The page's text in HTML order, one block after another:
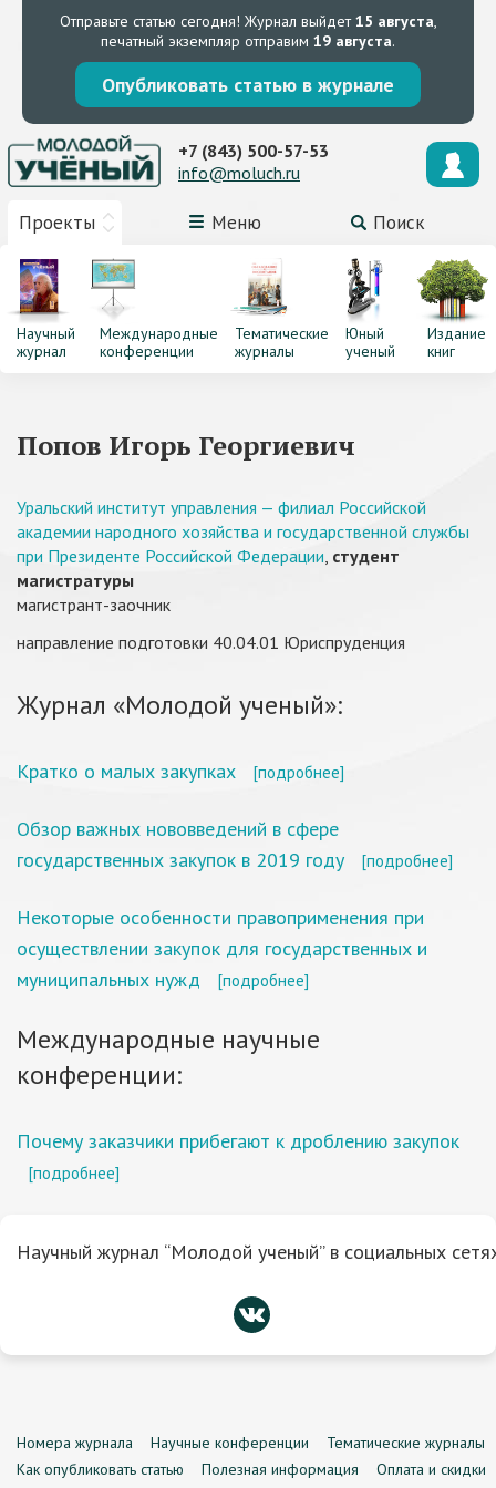
Отправьте статью сегодня! Журнал выйдет15 августа,
печатный экземпляр отправим 19 августа.
Опубликовать статью в журнале
Проекты Меню Поиск
+7 (843) 500-57-53
info@moluch.ru
Научный
журнал
Международные
конференции
Тематические
журналы
Юный
ученый
Издание
книг
Попов Игорь Георгиевич
Уральский институт управления — филиал Российской
академии народного хозяйства и государственной службы
при Президенте Российской Федерации, студент
магистратуры
магистрант-заочник
направление подготовки 40.04.01 Юриспруденция
Журнал «Молодой ученый»:
Кратко о малых закупках [подробнее]
Обзор важных нововведений в сфере
государственных закупок в 2019 году
[подробнее]
Некоторые особенности правоприменения при
осуществлении закупок для государственных и
муниципальных нужд
[подробнее]
Международные научные
конференции:
Почему заказчики прибегают к дроблению закупок
[подробнее]
Научный журнал “Молодой ученый” в социальных
Номера журнала Научные конференции
Тематические журналы
Как опубликовать статью
Полезная информация
Оплата и скидки